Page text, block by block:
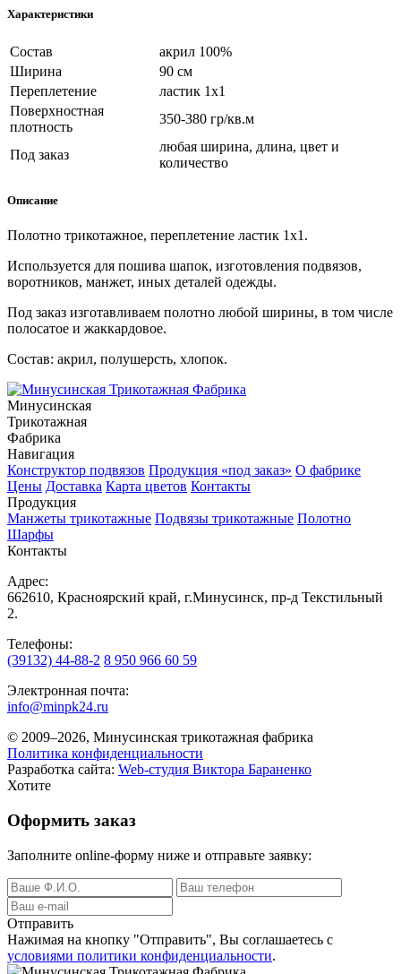
Характеристики
Состав
акрил 100%
Ширина
90 см
Переплетение
ластик 1х1
Поверхностная
плотность
350-380 гр/кв.м
Под заказ
любая ширина, длина, цвет и
количество
Описание
Полотно трикотажное, переплетение ластик 1х1.
Используется для пошива шапок, изготовления подвязов,
воротников, манжет, иных деталей одежды.
Под заказ изготавливаем полотно любой ширины, в том числе
полосатое и жаккардовое.
Состав: акрил, полушерсть, хлопок.
Минусинская
Трикотажная
Фабрика
Навигация
Конструктор подвязов Продукция «под заказ» О фабрике
Цены Доставка Карта цветов Контакты
Продукция
Манжеты трикотажные Подвязы трикотажные Полотно
Шарфы
Контакты
Адрес:
662610, Красноярский край, г.Минусинск, пр-д Текстильный
2.
Телефоны:
(39132) 44-88-2 8 950 966 60 59
Электронная почта:
info@minpk24.ru
© 2009–2026, Минусинская трикотажная фабрика
Политика конфиденциальности
Разработка сайта: Web-студия Виктора Бараненко
Хотите
Оформить заказ
Заполните online-форму ниже и отправьте заявку:
Отправить
Нажимая на кнопку "Отправить", Вы соглашаетесь с
условиями политики конфиденциальности.